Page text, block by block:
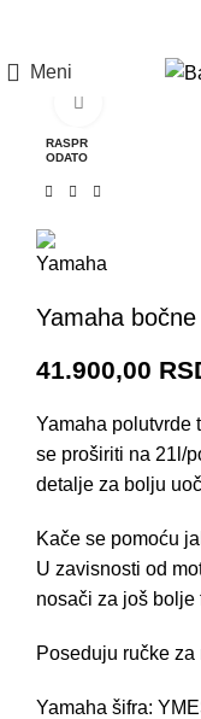
Meni
RASPR
ODATO
Yamaha
41.900,00
Yamaha polutvrde
se proširiti na 21l/
detalje za bolju
Kače se pomoću
U zavisnosti od
nosači za još bolje
Poseduju ručke za
Yamaha šifra: